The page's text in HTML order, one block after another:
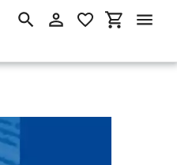
SuchenEinloggen